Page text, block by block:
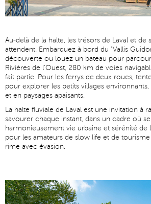
Au-delà de la halte, les trésors de Laval et de
attendent. Embarquez à bord du "Vallis
découverte ou louez un bateau pour
Rivières de l’Ouest, 280 km de voies
fait partie. Pour les ferrys de deux roues,
pour explorer les petits villages
et en paysages apaisants.
La halte fluviale de Laval est une invitation à
savourer chaque instant, dans un cadre où
harmonieusement vie urbaine et sérénité de
pour les amateurs de slow life et de
rime avec évasion.